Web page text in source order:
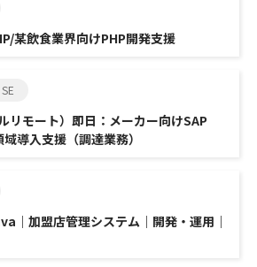
某飲食業界向けPHP開発支援
リモート）即日：メーカー向けSAP
導入支援（調達業務）
｜加盟店管理システム｜開発・運用｜